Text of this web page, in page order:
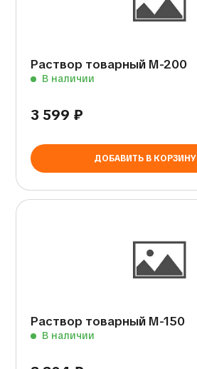
Раствор товарный М-200
В наличии
3 599 ₽
ДОБАВИТЬ В КОРЗИНУ
Раствор товарный М-150
В наличии